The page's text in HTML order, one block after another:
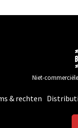
Niet-
& rechten